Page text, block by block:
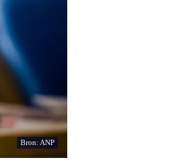
Bron: ANP